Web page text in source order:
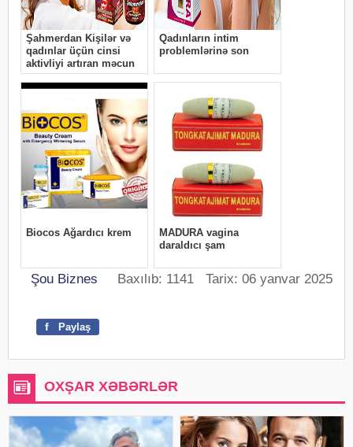
Şou Biznes Baxılıb: 1141 Tarix: 06 yanvar 2025
f Paylaş
OXŞAR XƏBƏRLƏR